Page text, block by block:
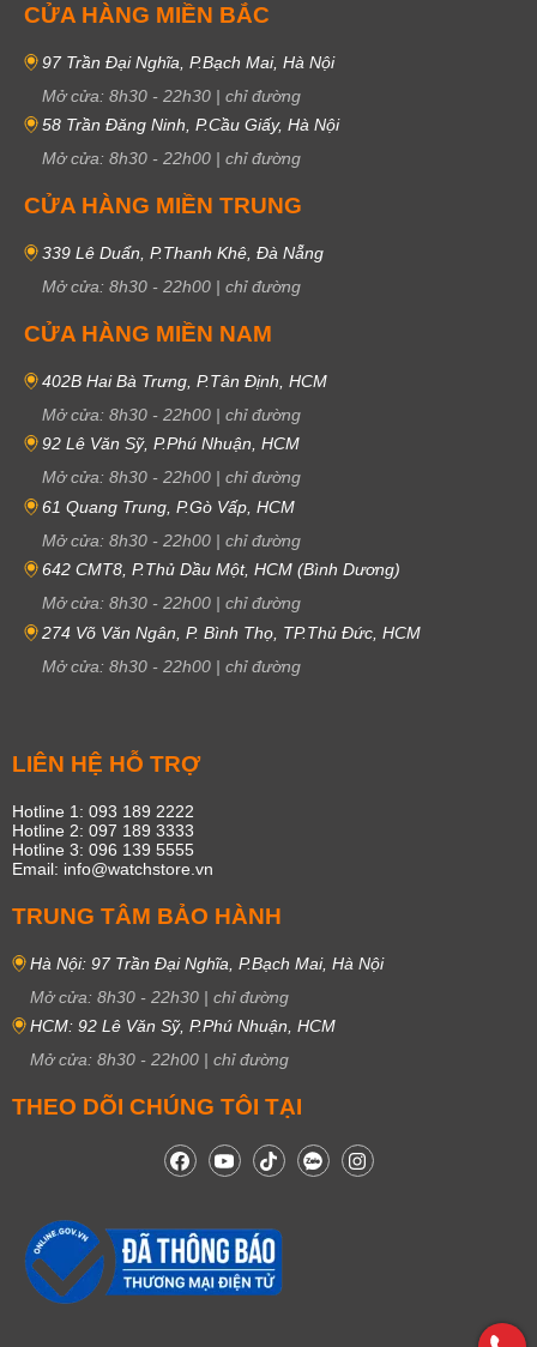
CỬA HÀNG MIỀN BẮC
97 Trần Đại Nghĩa, P.Bạch Mai, Hà Nội
Mở cửa: 8h30 - 22h30 | chỉ đường
58 Trần Đăng Ninh, P.Cầu Giấy, Hà Nội
Mở cửa: 8h30 - 22h00 | chỉ đường
CỬA HÀNG MIỀN TRUNG
339 Lê Duẩn, P.Thanh Khê, Đà Nẵng
Mở cửa: 8h30 - 22h00 | chỉ đường
CỬA HÀNG MIỀN NAM
402B Hai Bà Trưng, P.Tân Định, HCM
Mở cửa: 8h30 - 22h00 | chỉ đường
92 Lê Văn Sỹ, P.Phú Nhuận, HCM
Mở cửa: 8h30 - 22h00 | chỉ đường
61 Quang Trung, P.Gò Vấp, HCM
Mở cửa: 8h30 - 22h00 | chỉ đường
642 CMT8, P.Thủ Dầu Một, HCM (Bình Dương)
Mở cửa: 8h30 - 22h00 | chỉ đường
274 Võ Văn Ngân, P. Bình Thọ, TP.Thủ Đức, HCM
Mở cửa: 8h30 - 22h00 | chỉ đường
LIÊN HỆ HỖ TRỢ
Hotline 1: 093 189 2222
Hotline 2: 097 189 3333
Hotline 3: 096 139 5555
Email: info@watchstore.vn
TRUNG TÂM BẢO HÀNH
Hà Nội: 97 Trần Đại Nghĩa, P.Bạch Mai, Hà Nội
Mở cửa: 8h30 - 22h30 | chỉ đường
HCM: 92 Lê Văn Sỹ, P.Phú Nhuận, HCM
Mở cửa: 8h30 - 22h00 | chỉ đường
THEO DÕI CHÚNG TÔI TẠI